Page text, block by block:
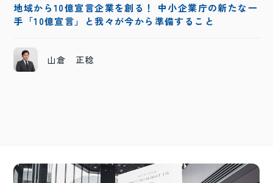
地域から10億宣言企業を創る！ 中小企業庁の新たな一
手「10億宣言」と我々が今から準備すること
山倉 正稔